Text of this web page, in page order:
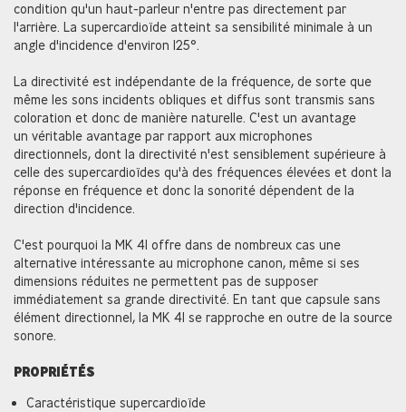
condition qu'un haut-parleur n'entre pas directement par
l'arrière. La supercardioïde atteint sa sensibilité minimale à un
angle d'incidence d'environ 125°.
La directivité est indépendante de la fréquence, de sorte que
même les sons incidents obliques et diffus sont transmis sans
coloration et donc de manière naturelle. C'est un avantage
un véritable avantage par rapport aux microphones
directionnels, dont la directivité n'est sensiblement supérieure à
celle des supercardioïdes qu'à des fréquences élevées et dont la
réponse en fréquence et donc la sonorité dépendent de la
direction d'incidence.
C'est pourquoi la MK 41 offre dans de nombreux cas une
alternative intéressante au microphone canon, même si ses
dimensions réduites ne permettent pas de supposer
immédiatement sa grande directivité. En tant que capsule sans
élément directionnel, la MK 41 se rapproche en outre de la source
sonore.
PROPRIÉTÉS
Caractéristique supercardioïde